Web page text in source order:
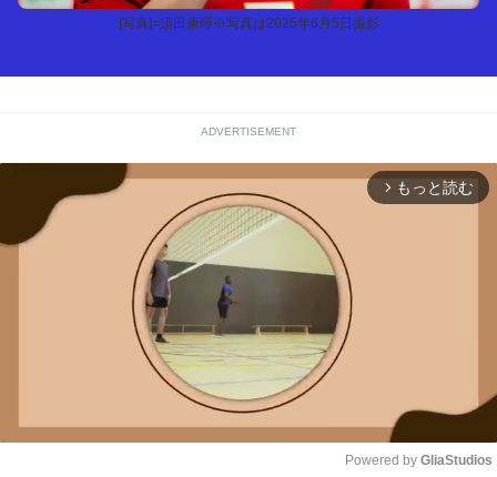
[写真]=須田康暉※写真は2025年6月5日撮影
ADVERTISEMENT
arrow_forward_ios もっと読む
Powered by GliaStudios